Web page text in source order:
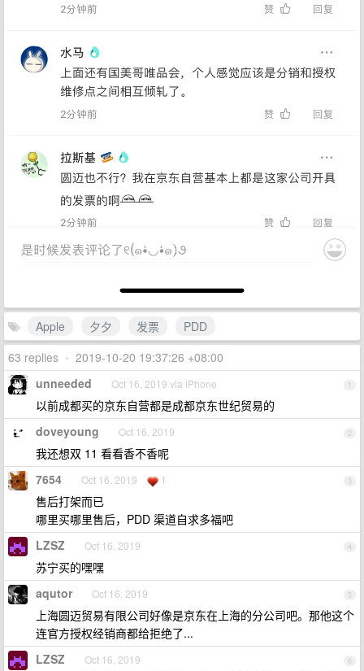
Apple 夕夕 发票
PDD
63 replies • 2019-10-20 19:37:26 +08:00
1
unneeded Oct 16, 2019 via iPhone
以前成都买的京东自营都是成都京东世纪贸易的
2
doveyoung Oct 16, 2019
我还想双 11 看看香不香呢
3
7654 Oct 16, 2019 1
售后打架而已
哪里买哪里售后，PDD 渠道自求多福吧
4
LZSZ Oct 16, 2019
苏宁买的嘿嘿
5
aqutor Oct 16, 2019
上海圆迈贸易有限公司好像是京东在上海的分公司吧。那他这个
连官方授权经销商都给拒绝了...
6
LZSZ Oct 16, 2019